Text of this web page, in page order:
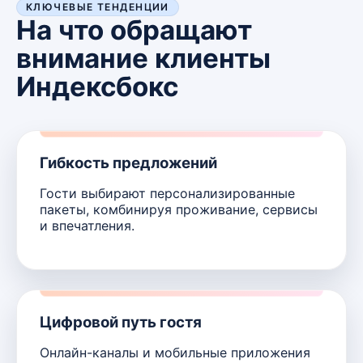
КЛЮЧЕВЫЕ ТЕНДЕНЦИИ
На что обращают
внимание клиенты
Индексбокс
Гибкость предложений
Гости выбирают персонализированные
пакеты, комбинируя проживание, сервисы
и впечатления.
Цифровой путь гостя
Онлайн-каналы и мобильные приложения